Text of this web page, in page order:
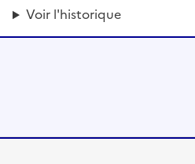
Voir l'historique